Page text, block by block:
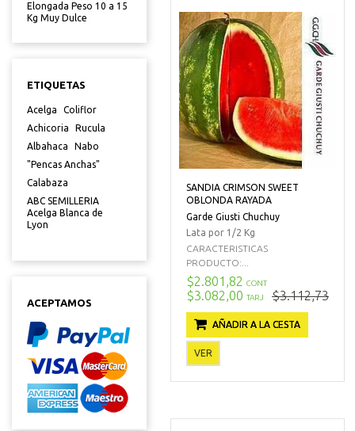
Elongada Peso 10 a 15
Kg Muy Dulce
ETIQUETAS
Acelga
Coliflor
Achicoria
Rucula
Albahaca
Nabo
"Pencas Anchas"
Calabaza
ABC SEMILLERIA
Acelga Blanca de
Lyon
ACEPTAMOS
SANDIA CRIMSON SWEET
OBLONDA RAYADA
Garde Giusti Chuchuy
Lata por 1/2 Kg
CARACTERISTICAS
PRODUCTO:...
$2.801,82 CONT
$3.082,00 TARJ $3.112,73
AÑADIR A LA CESTA
VER